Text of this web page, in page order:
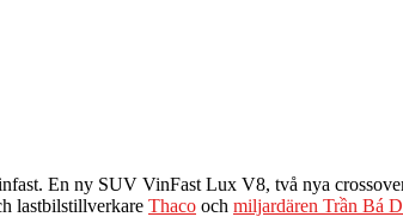
En ny SUV VinFast Lux V8, två nya
lastbilstillverkare Thaco och miljardären Trần Bá